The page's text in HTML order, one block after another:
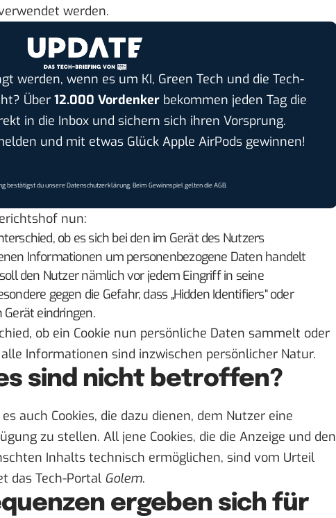
werden.
werden, wenn es um KI, Green Tech und die Tech-
Über 12.000 Vordenkerbekommen jeden Tag die
in die Inbox und sichern sich ihren Vorsprung.
und mit etwas Glück Apple AirPods gewinnen!
bestätigst du unsereDatenschutzerklärung. Beim Gewinnspiel gelten dieAGB.
nun:
ob es sich bei den im Gerät des Nutzers
Informationen um personenbezogene Daten handelt
den Nutzer nämlich vor jedem Eingriff in seine
gegen die Gefahr, dass „Hidden Identifiers“ oder
eindringen.
ob ein Cookie nun persönliche Daten sammelt oder
Informationen sind inzwischen persönlicher Natur.
sind nicht betroffen?
auch Cookies, die dazu dienen, dem Nutzer eine
zu stellen. All jene Cookies, die die Anzeige und den
Inhalts technisch ermöglichen, sind vom Urteil
das Tech-Portal Golem.
ergeben sich für